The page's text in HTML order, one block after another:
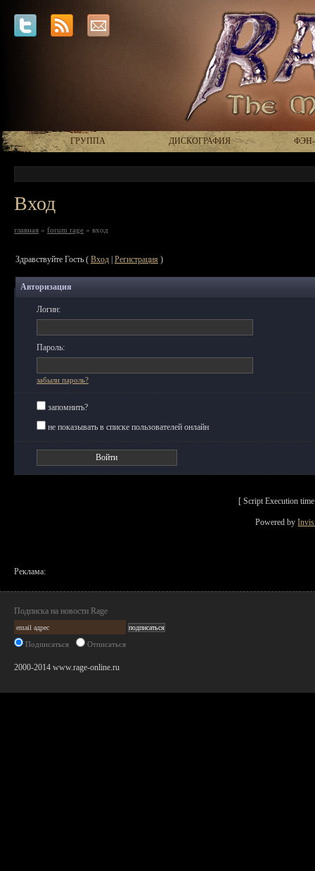
ГРУППА ДИСКОГРАФИЯ
Вход
главная » forum rage » вход
Здравствуйте Гость ( Вход Регистрация )
Авторизация
Логин:
Пароль:
забыли пароль?
запомнить?
не показывать в списке пользователей онлайн
[ Script Execution
Powered by
Реклама:
Подписка на новости Rage
Подписаться Отписаться
2000-2014 www.rage-online.ru